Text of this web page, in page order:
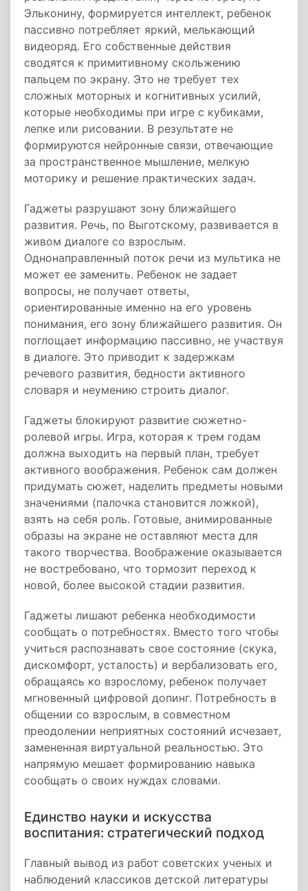
Эльконину, формируется интеллект, ребенок
пассивно потребляет яркий, мелькающий
видеоряд. Его собственные действия
сводятся к примитивному скольжению
пальцем по экрану. Это не требует тех
сложных моторных и когнитивных усилий,
которые необходимы при игре с кубиками,
лепке или рисовании. В результате не
формируются нейронные связи, отвечающие
за пространственное мышление, мелкую
моторику и решение практических задач.
Гаджеты разрушают зону ближайшего
развития. Речь, по Выготскому, развивается в
живом диалоге со взрослым.
Однонаправленный поток речи из мультика не
может ее заменить. Ребенок не задает
вопросы, не получает ответы,
ориентированные именно на его уровень
понимания, его зону ближайшего развития. Он
поглощает информацию пассивно, не участвуя
в диалоге. Это приводит к задержкам
речевого развития, бедности активного
словаря и неумению строить диалог.
Гаджеты блокируют развитие сюжетно-
ролевой игры. Игра, которая к трем годам
должна выходить на первый план, требует
активного воображения. Ребенок сам должен
придумать сюжет, наделить предметы новыми
значениями (палочка становится ложкой),
взять на себя роль. Готовые, анимированные
образы на экране не оставляют места для
такого творчества. Воображение оказывается
не востребовано, что тормозит переход к
новой, более высокой стадии развития.
Гаджеты лишают ребенка необходимости
сообщать о потребностях. Вместо того чтобы
учиться распознавать свое состояние (скука,
дискомфорт, усталость) и вербализовать его,
обращаясь ко взрослому, ребенок получает
мгновенный цифровой допинг. Потребность в
общении со взрослым, в совместном
преодолении неприятных состояний исчезает,
замененная виртуальной реальностью. Это
напрямую мешает формированию навыка
сообщать о своих нуждах словами.
Единство науки и искусства
воспитания: стратегический подход
Главный вывод из работ советских ученых и
наблюдений классиков детской литературы